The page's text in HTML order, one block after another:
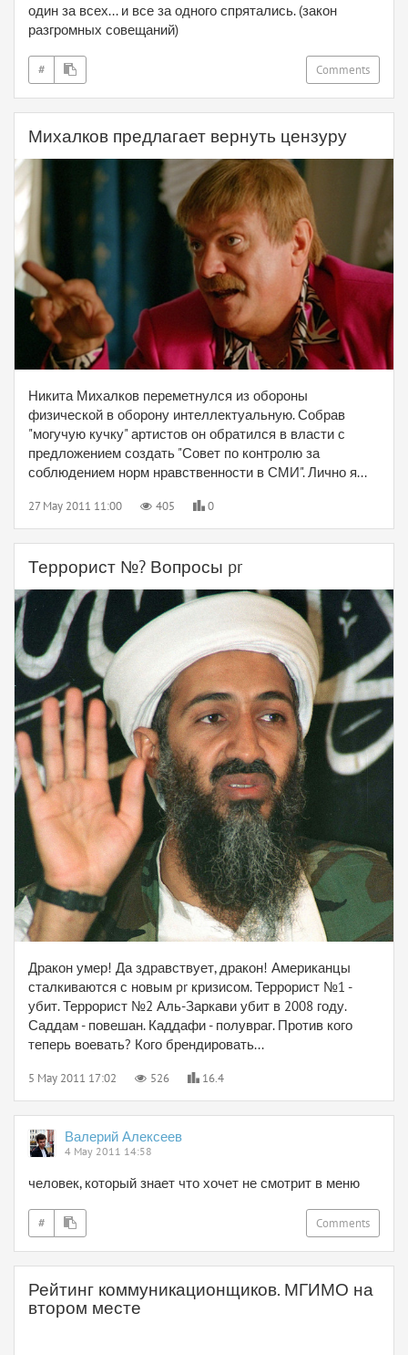
один за всех... и все за одного спрятались. (закон
разгромных совещаний)
# Comments
Михалков предлагает вернуть цензуру
Никита Михалков переметнулся из обороны
физической в оборону интеллектуальную. Собрав
"могучую кучку" артистов он обратился в власти с
предложением создать "Совет по контролю за
соблюдением норм нравственности в СМИ". Лично я...
27 May 2011 11:00 405 0
Террорист №? Вопросы pr
Дракон умер! Да здравствует, дракон! Американцы
сталкиваются с новым pr кризисом. Террорист №1 -
убит. Террорист №2 Аль-Заркави убит в 2008 году.
Саддам - повешан. Каддафи - полувраг. Против кого
теперь воевать? Кого брендировать...
5 May 2011 17:02 526 16.4
Валерий Алексеев
4 May 2011 14:58
человек, который знает что хочет не смотрит в меню
# Comments
Рейтинг коммуникационщиков. МГИМО на
втором месте